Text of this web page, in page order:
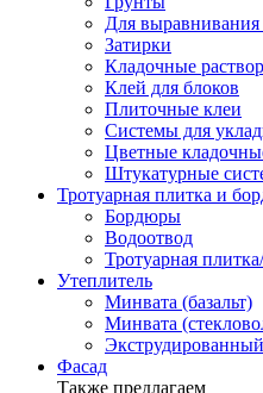
Для выравнивания
Затирки
Кладочные
Клей для блоков
Плиточные клеи
Системы для
Цветные
Штукатурные
Тротуарная плитка и
Бордюры
Водоотвод
Тротуарная
Утеплитель
Минвата (базальт)
Минвата
Фасад
Также предлагаем